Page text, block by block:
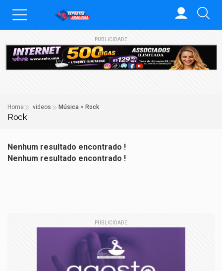
PUBLICIDADE
Home videos Música > Rock
Rock
Nenhum resultado encontrado !
Nenhum resultado encontrado !
PUBLICIDADE